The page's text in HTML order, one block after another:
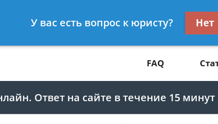
425-67-81
FAQ
Ответ на сайте в течение 15 минут
У вас есть вопрос к юристу? Нет